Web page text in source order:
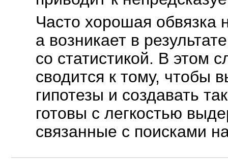
Часто хорошая обвязка
а возникает в
со статистикой. В этом
сводится к тому, чтобы
гипотезы и создавать
готовы с легкостью
связанные с поисками